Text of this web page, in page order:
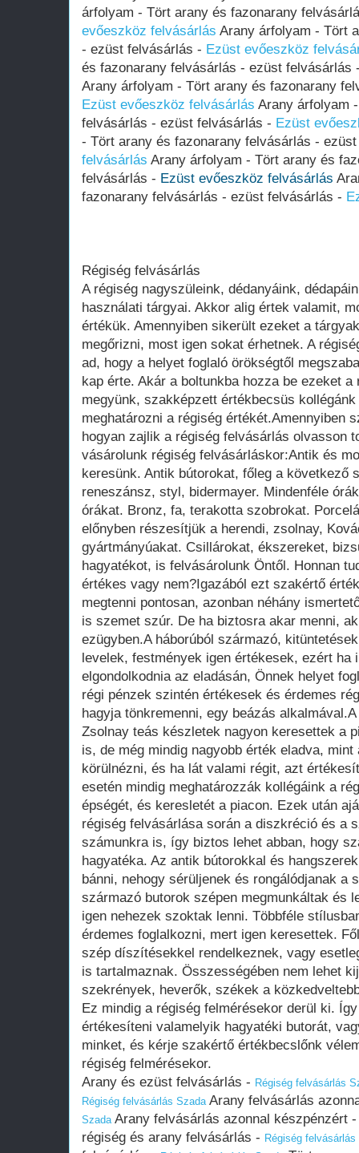
árfolyam - Tört arany és fazonarany
evőeszköz felvásárlás Arany árfolyam - Tört
- ezüst felvásárlás - Ezüst evőeszköz
és fazonarany felvásárlás - ezüst felvásárlás
Arany árfolyam - Tört arany és fazonarany
Ezüst evőeszköz felvásárlás Arany árfolyam
felvásárlás - ezüst felvásárlás - Ezüst
- Tört arany és fazonarany felvásárlás -
felvásárlás Arany árfolyam - Tört arany és
felvásárlás - Ezüst evőeszköz felvásárlás
fazonarany felvásárlás - ezüst felvásárlás -
Régiség felvásárlás
A régiség nagyszüleink, dédanyáink,
használati tárgyai. Akkor alig értek valamit,
értékük. Amennyiben sikerült ezeket a
megőrizni, most igen sokat érhetnek. A
ad, hogy a helyet foglaló örökségtől
kap érte. Akár a boltunkba hozza be ezeket
megyünk, szakképzett értékbecsüs
meghatározni a régiség értékét.Amennyiben
hogyan zajlik a régiség felvásárlás olvasson
vásárolunk régiség felvásárláskor:Antik és
keresünk. Antik bútorokat, főleg a következő
reneszánsz, styl, bidermayer. Mindenféle
órákat. Bronz, fa, terakotta szobrokat.
előnyben részesítjük a herendi, zsolnay,
gyártmányúakat. Csillárokat, ékszereket,
hagyatékot, is felvásárolunk Öntől. Honnan
értékes vagy nem?Igazából ezt szakértő
megtenni pontosan, azonban néhány
is szemet szúr. De ha biztosra akar menni,
ezügyben.A háborúból származó,
levelek, festmények igen értékesek, ezért ha
elgondolkodnia az eladásán, Önnek helyet
régi pénzek szintén értékesek és érdemes
hagyja tönkremenni, egy beázás
Zsolnay teás készletek nagyon keresettek a
is, de még mindig nagyobb érték eladva,
körülnézni, és ha lát valami régit, azt
esetén mindig meghatározzák kollégáink a
épségét, és keresletét a piacon. Ezek után
régiség felvásárlása során a diszkréció és a
számunkra is, így biztos lehet abban, hogy
hagyatéka. Az antik bútorokkal és
bánni, nehogy sérüljenek és rongálódjanak a
származó butorok szépen megmunkáltak és
igen nehezek szoktak lenni. Többféle
érdemes foglalkozni, mert igen keresettek.
szép díszítésekkel rendelkeznek, vagy
is tartalmaznak. Összességében nem lehet
szekrények, heverők, székek a
Ez mindig a régiség felmérésekor derül ki.
értékesíteni valamelyik hagyatéki butorát,
minket, és kérje szakértő értékbecslőnk
régiség felmérésekor.
Arany és ezüst felvásárlás - Régiség felvásárlás
Régiség felvásárlás SzadaArany felvásárlás
SzadaArany felvásárlás azonnal készpénzért
régiség és arany felvásárlás - Régiség felvásárlás